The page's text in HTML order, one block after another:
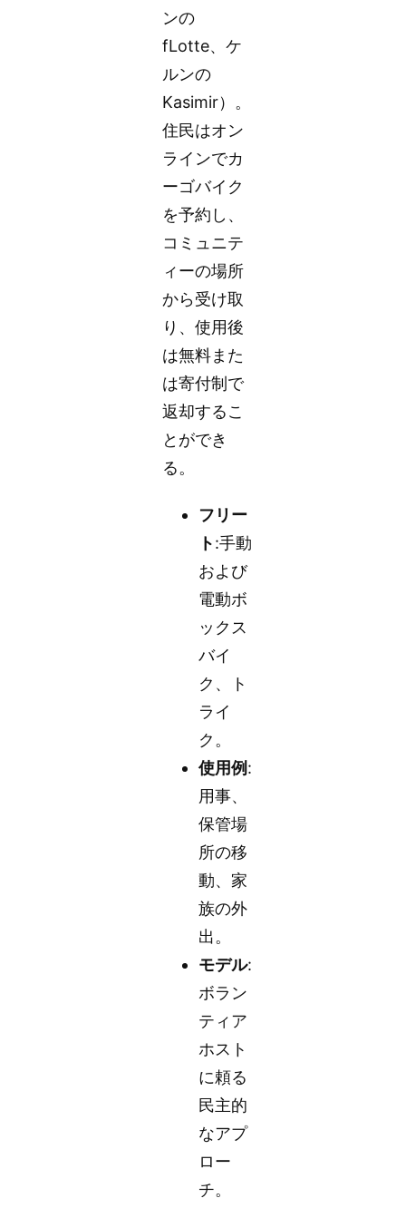
ンの
fLotte、ケ
ルンの
Kasimir）。
住民はオン
ラインでカ
ーゴバイク
を予約し、
コミュニテ
ィーの場所
から受け取
り、使用後
は無料また
は寄付制で
返却するこ
とができ
る。
フリー
ト:手動
および
電動ボ
ックス
バイ
ク、ト
ライ
ク。
使用例:
用事、
保管場
所の移
動、家
族の外
出。
モデル:
ボラン
ティア
ホスト
に頼る
民主的
なアプ
ロー
チ。